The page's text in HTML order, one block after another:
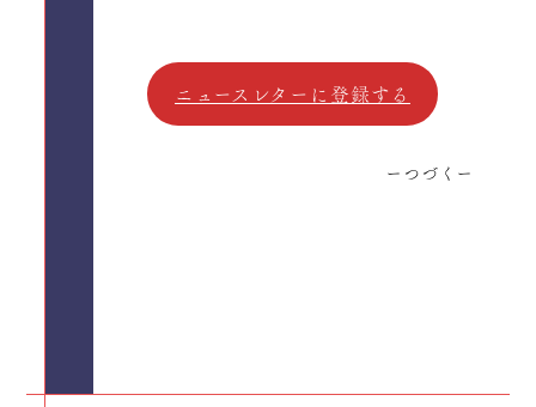
ニュースレターに登録する
ーつづくー